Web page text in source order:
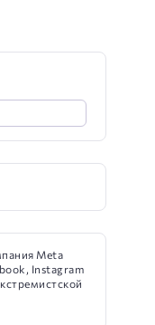
Meta
Instagram